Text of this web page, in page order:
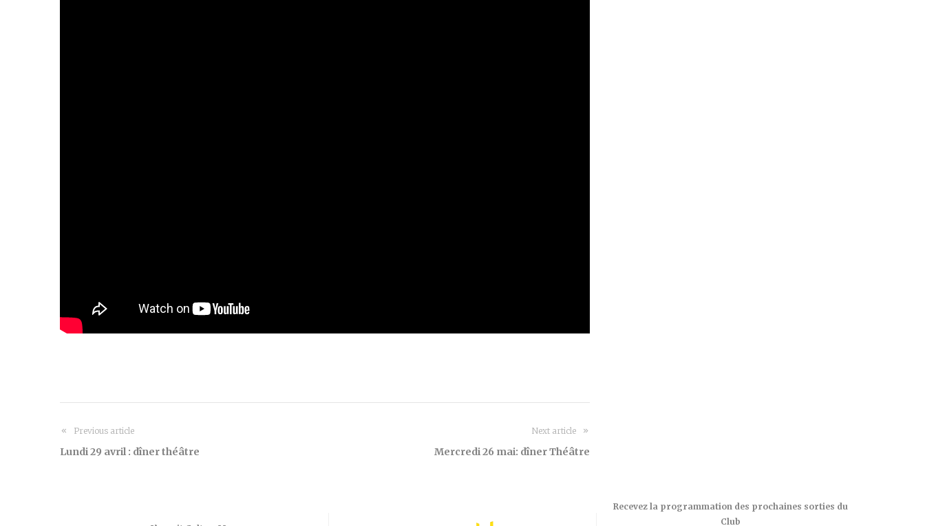
Previous article
Lundi 29 avril : dîner théâtre
Next article
Mercredi 26 mai: dîner Théâtre
Recevez la programmation des prochaines sorties du
Club